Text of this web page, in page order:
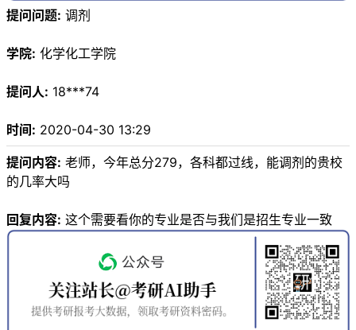
提问问题: 调剂
学院: 化学化工学院
提问人: 18***74
时间: 2020-04-30 13:29
提问内容: 老师，今年总分279，各科都过线，能调剂的贵校
的几率大吗
回复内容: 这个需要看你的专业是否与我们是招生专业一致